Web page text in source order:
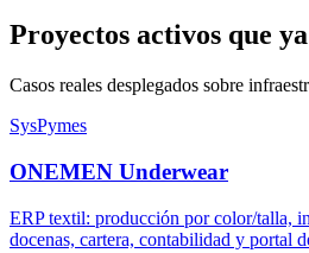
Proyectos activos que
Casos reales desplegados sobre
SysPymes
ONEMEN Underwear
ERP textil: producción por color/talla,
docenas, cartera, contabilidad y portal